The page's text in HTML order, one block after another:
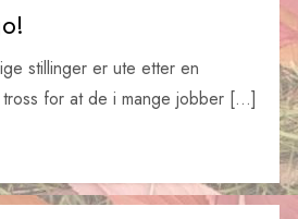
stillinger er ute etter en
tross for at de i mange jobber […]